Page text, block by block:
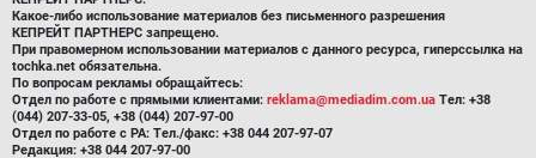
Какое-либо использование материалов без письменного разрешения
КЕПРЕЙТ ПАРТНЕРС запрещено.
При правомерном использовании материалов с данного ресурса, гиперссылка на
tochka.net обязательна.
По вопросам рекламы обращайтесь:
Отдел по работе с прямыми клиентами: reklama@mediadim.com.ua Тел: +38
(044) 207-33-05, +38 (044) 207-97-00
Отдел по работе с РА: Тел./факс: +38 044 207-97-07
Редакция: +38 044 207-97-00